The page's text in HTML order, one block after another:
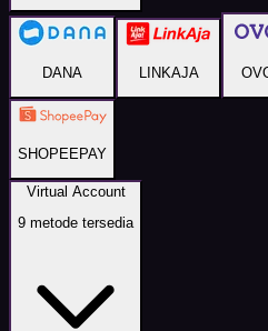
DANA LINKAJA
SHOPEEPAY
Virtual Account
9 metode tersedia